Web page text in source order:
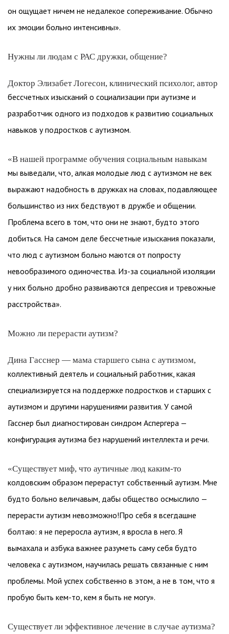
он ощущает ничем не недалекое сопереживание. Обычно
их эмоции больно интенсивны».
Нужны ли людам с РАС дружки, общение?
Доктор Элизабет Логесон, клинический психолог, автор
бессчетных изысканий о социализации при аутизме и
разработчик одного из подходов к развитию социальных
навыков у подростков с аутизмом.
«В нашей программе обучения социальным навыкам
мы выведали, что, алкая молодые люд с аутизмом не век
выражают надобность в дружках на словах, подавляющее
большинство из них бедствуют в дружбе и общении.
Проблема всего в том, что они не знают, будто этого
добиться. На самом деле бессчетные изыскания показали,
что люд с аутизмом больно маются от попросту
невообразимого одиночества. Из-за социальной изоляции
у них больно дробно развиваются депрессия и тревожные
расстройства».
Можно ли перерасти аутизм?
Дина Гасснер — мама старшего сына с аутизмом,
коллективный деятель и социальный работник, какая
специализируется на поддержке подростков и старших с
аутизмом и другими нарушениями развития. У самой
Гасснер был диагностирован синдром Аспергера —
конфигурация аутизма без нарушений интеллекта и речи.
«Существует миф, что аутичные люд каким-то
колдовским образом перерастут собственный аутизм. Мне
будто больно величавым, дабы общество осмыслило —
перерасти аутизм невозможно!Про себя я всегдашне
болтаю: я не переросла аутизм, я вросла в него. Я
вымахала и азбука важнее разуметь саму себя будто
человека с аутизмом, научилась решать связанные с ним
проблемы. Мой успех собственно в этом, а не в том, что я
пробую быть кем-то, кем я быть не могу».
Существует ли эффективное лечение в случае аутизма?